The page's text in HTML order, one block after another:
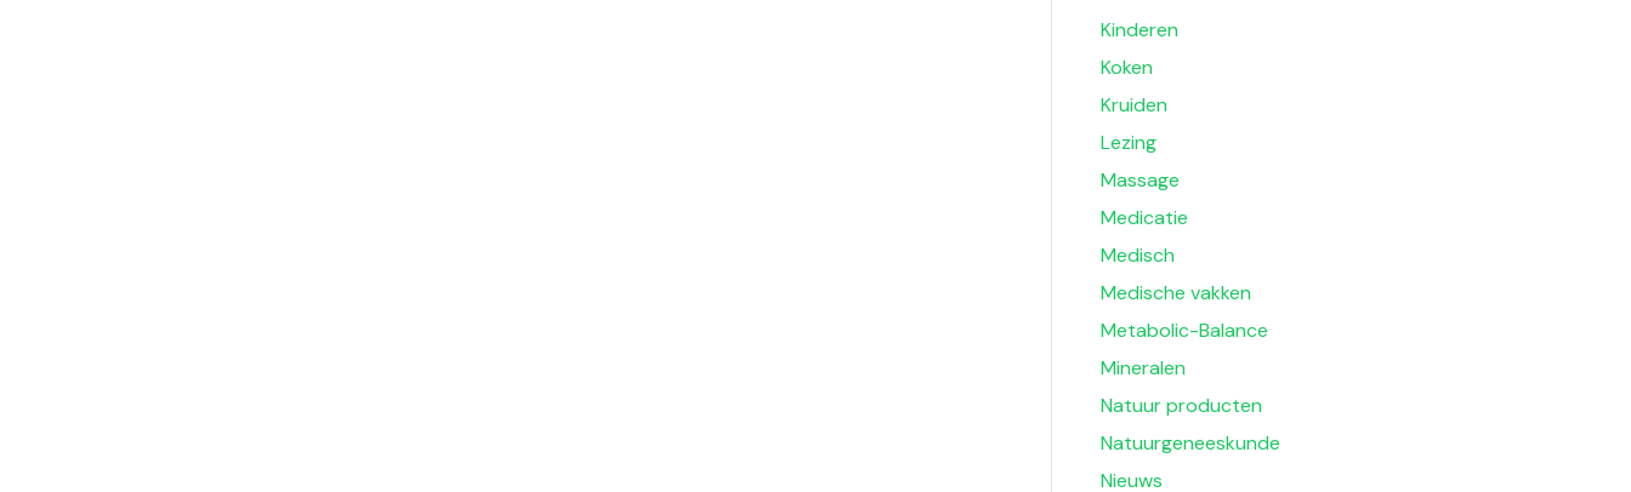
Kinderen
Koken
Kruiden
Lezing
Massage
Medicatie
Medisch
Medische vakken
Metabolic-Balance
Mineralen
Natuur producten
Natuurgeneeskunde
Nieuws